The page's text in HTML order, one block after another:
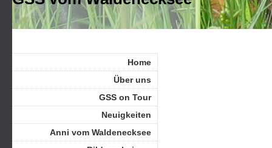
Home
Über uns
GSS on Tour
Neuigkeiten
Anni vom Waldenecksee